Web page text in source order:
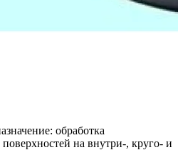
обработка
на внутри-, круго- и